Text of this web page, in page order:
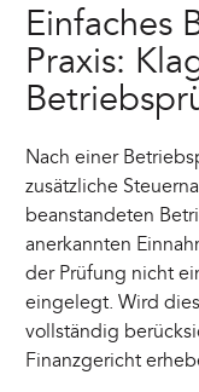
Einfaches
Praxis:
Nach einer
zusätzliche
beanstandeten
anerkannten
der Prüfung nicht
eingelegt. Wird
vollständig
Finanzgericht